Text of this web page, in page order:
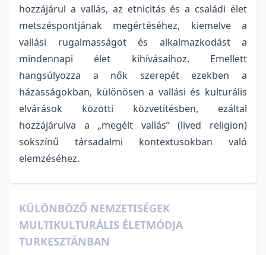
hozzájárul a vallás, az etnicitás és a családi élet
metszéspontjának megértéséhez, kiemelve a
vallási rugalmasságot és alkalmazkodást a
mindennapi élet kihívásaihoz. Emellett
hangsúlyozza a nők szerepét ezekben a
házasságokban, különösen a vallási és kulturális
elvárások közötti közvetítésben, ezáltal
hozzájárulva a „megélt vallás” (lived religion)
sokszínű társadalmi kontextusokban való
elemzéséhez.
KÜLÖNBÖZŐ NEMZETISÉGEK
MULTIKULTURÁLIS ÉLETMÓDJA
TURKESZTÁNBAN